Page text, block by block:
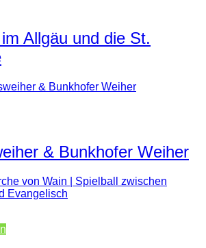
Allgäu und die St.
& Bunkhofer Weiher